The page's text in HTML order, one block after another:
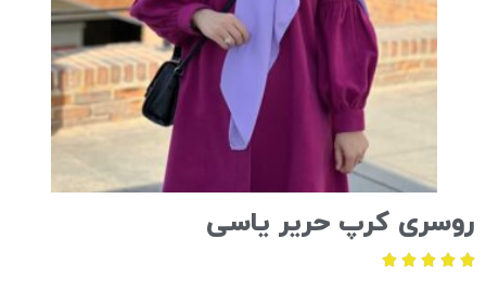
روسری کرپ حریر یاسی




